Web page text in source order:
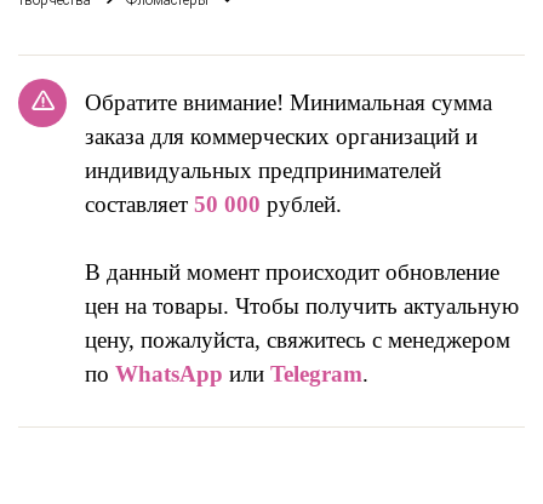
Обратите внимание! Минимальная сумма
заказа для коммерческих организаций и
индивидуальных предпринимателей
составляет 50 000 рублей.
В данный момент происходит обновление
цен на товары. Чтобы получить актуальную
цену, пожалуйста, свяжитесь с менеджером
по WhatsApp или Telegram.